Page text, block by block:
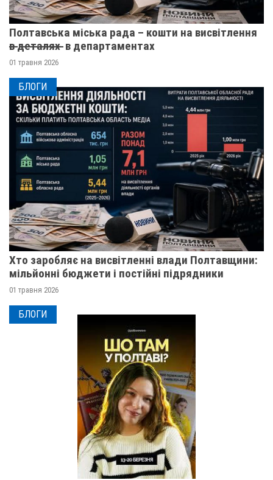
Полтавська міська рада – кошти на висвітлення
в̶ ̶д̶е̶т̶а̶л̶я̶х̶ ̶ в департаментах
01 травня 2026
БЛОГИ
Хто заробляє на висвітленні влади Полтавщини:
мільйонні бюджети і постійні підрядники
01 травня 2026
БЛОГИ